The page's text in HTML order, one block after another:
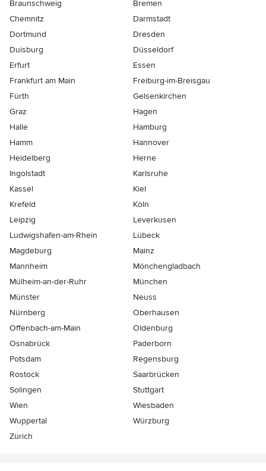
Braunschweig
Bremen
Chemnitz
Darmstadt
Dortmund
Dresden
Duisburg
Düsseldorf
Erfurt
Essen
Frankfurt am Main
Freiburg-im-Breisgau
Fürth
Gelsenkirchen
Graz
Hagen
Halle
Hamburg
Hamm
Hannover
Heidelberg
Herne
Ingolstadt
Karlsruhe
Kassel
Kiel
Krefeld
Köln
Leipzig
Leverkusen
Ludwigshafen-am-Rhein
Lübeck
Magdeburg
Mainz
Mannheim
Mönchen­gladbach
Mülheim-an-der-Ruhr
München
Münster
Neuss
Nürnberg
Oberhausen
Offenbach-am-Main
Oldenburg
Osnabrück
Paderborn
Potsdam
Regensburg
Rostock
Saarbrücken
Solingen
Stuttgart
Wien
Wiesbaden
Wuppertal
Würzburg
Zürich